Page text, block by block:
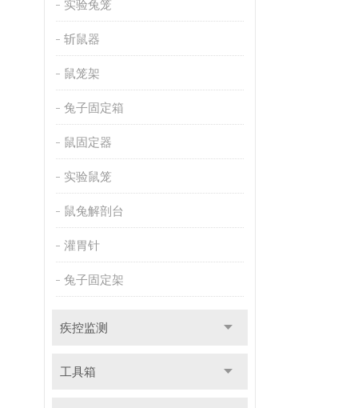
实验兔笼
斩鼠器
鼠笼架
兔子固定箱
鼠固定器
实验鼠笼
鼠兔解剖台
灌胃针
兔子固定架
疾控监测
工具箱